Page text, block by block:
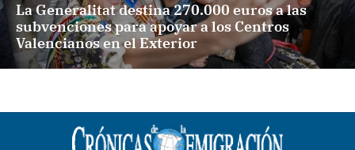
La Generalitat destina 270.000 euros a las
subvenciones para apoyar a los Centros
Valencianos en el Exterior